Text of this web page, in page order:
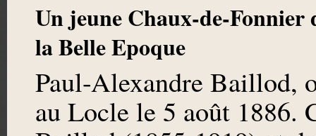
Un jeune Chaux-de-Fonnier
la Belle Epoque
Paul-Alexandre Baillod,
au Locle le 5 août 1886.